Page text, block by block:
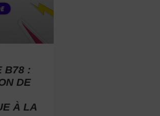
B78 :
DE
À LA